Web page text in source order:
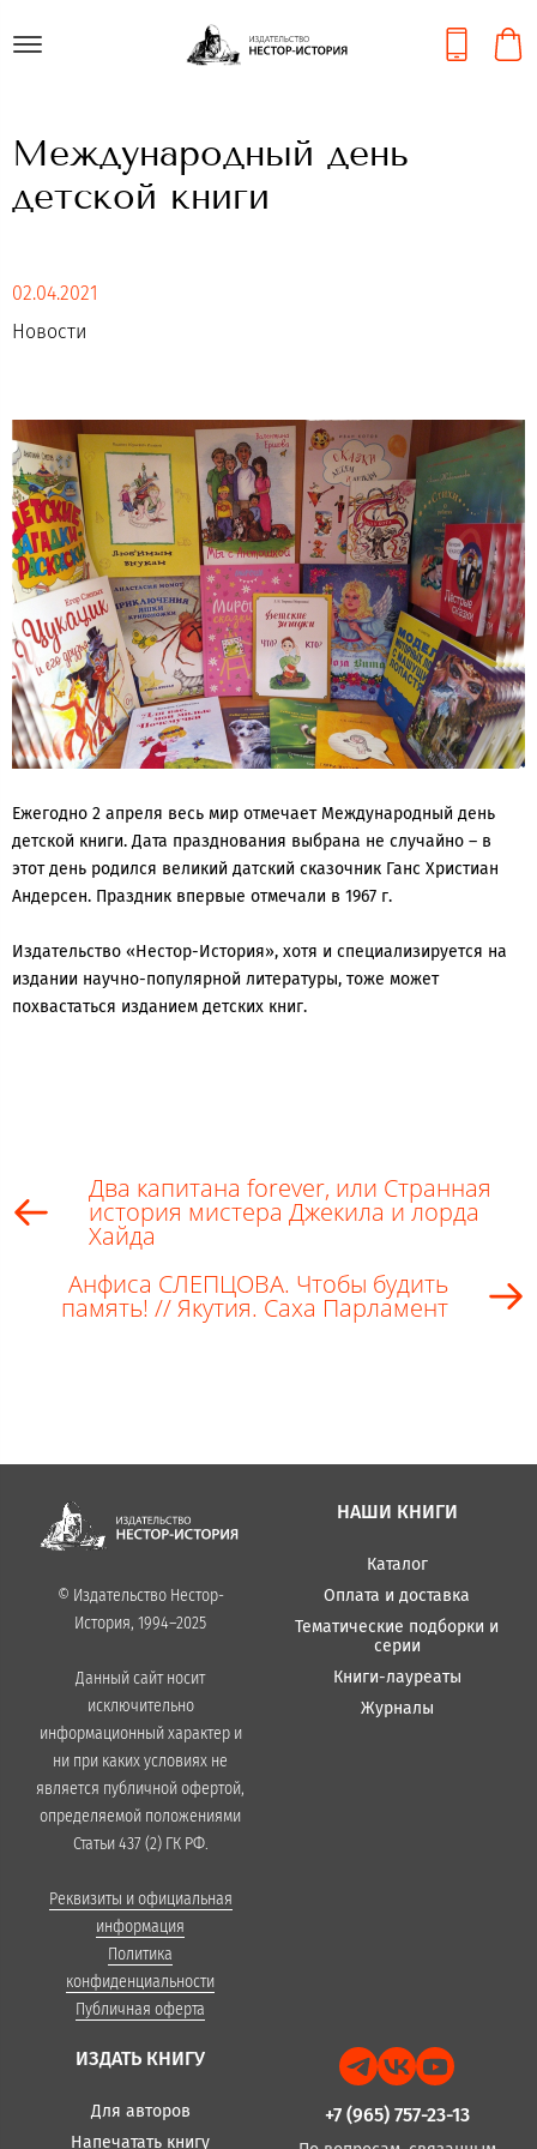
Международный день
детской книги
02.04.2021
Новости
Ежегодно 2 апреля весь мир отмечает Международный день
детской книги. Дата празднования выбрана не случайно – в
этот день родился великий датский сказочник Ганс Христиан
Андерсен. Праздник впервые отмечали в 1967 г.
Издательство «Нестор-История», хотя и специализируется на
издании научно-популярной литературы, тоже может
похвастаться изданием детских книг.
Два капитана forever, или Странная
история мистера Джекила и лорда
Хайда
Анфиса СЛЕПЦОВА. Чтобы будить
память! // Якутия. Саха Парламент
© Издательство Нестор-
История, 1994–2025
Данный сайт носит
исключительно
информационный характер и
ни при каких условиях не
является публичной офертой,
определяемой положениями
Статьи 437 (2) ГК РФ.
Реквизиты и официальная
информация
Политика
конфиденциальности
Публичная оферта
НАШИ КНИГИ
Каталог
Оплата и доставка
Тематические подборки и
серии
Книги-лауреаты
Журналы
ИЗДАТЬ КНИГУ
Для авторов
Напечатать книгу
+7 (965) 757-23-13